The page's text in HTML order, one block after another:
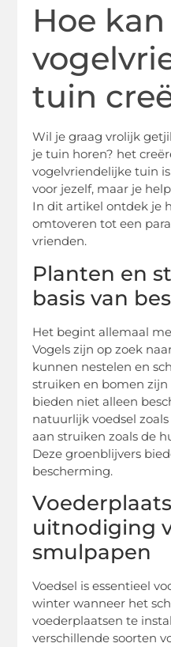
Hoe
tuin
Wil je graag vrolijk
je tuin horen? het
vogelvriendelijke tuin
voor jezelf, maar je
In dit artikel ontdek je
omtoveren tot een
vrienden.
Planten en
basis van
Het begint allemaal
Vogels zijn op zoek
kunnen nestelen en
struiken en bomen zijn
bieden niet alleen
natuurlijk voedsel
aan struiken zoals de
Deze groenblijvers
bescherming.
uitnodiging
smulpapen
Voedsel is essentieel
winter wanneer het
voederplaatsen te
verschillende soorten